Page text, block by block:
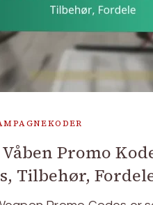
Våben Promo
Tilbehør,